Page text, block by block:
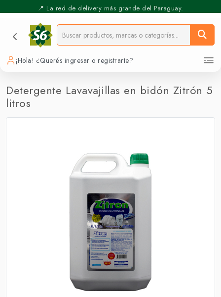
📍 La red de delivery más grande del Paraguay.
⚡️ Pickup Express - Retirás en 30 min.
¡Hola! ¿Querés ingresar o registrarte?
Detergente Lavavajillas en bidón Zitrón 5
litros